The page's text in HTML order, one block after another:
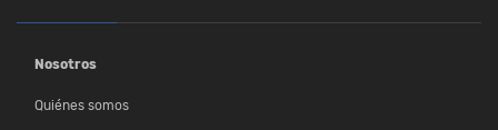
Nosotros
Quiénes somos